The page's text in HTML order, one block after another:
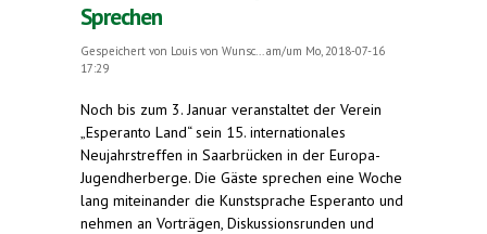
Sprechen
Gespeichert von Louis von Wunsc...
am/um Mo, 2018-07-16
17:29
Noch bis zum 3. Januar veranstaltet der Verein
„Esperanto Land“ sein 15. internationales
Neujahrstreffen in Saarbrücken in der Europa-
Jugendherberge. Die Gäste sprechen eine Woche
lang miteinander die Kunstsprache Esperanto und
nehmen an Vorträgen, Diskussionsrunden und